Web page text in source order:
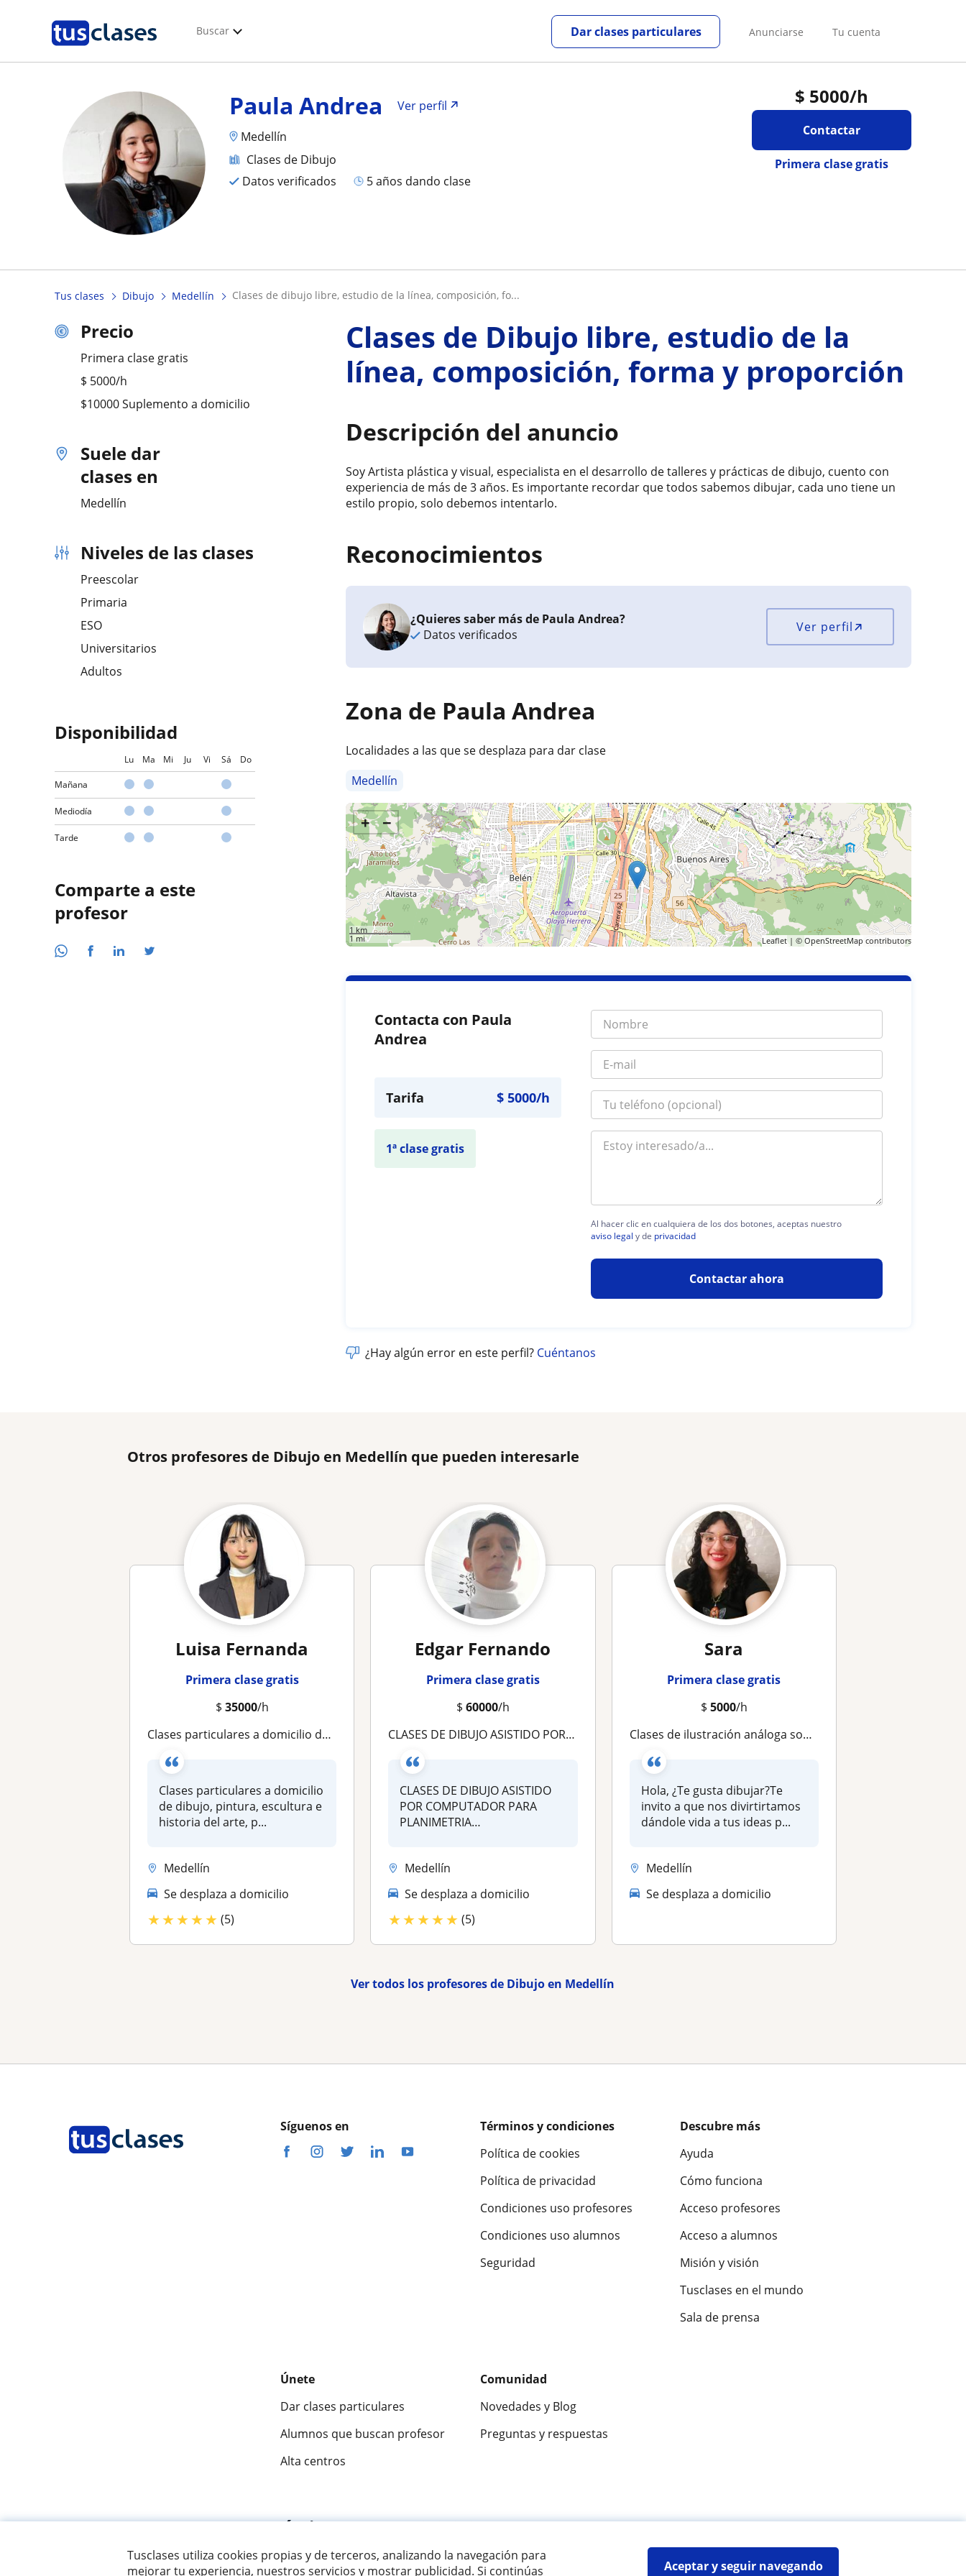
Tusclases utiliza cookies propias y de terceros, analizando la navegación para
mejorar tu experiencia, nuestros servicios y mostrar publicidad. Si continúas
Aceptar y seguir navegando
Buscar Anunciarse Tu cuenta
Dar clases particulares
$ 5000/h
Contactar
Primera clase gratis
Paula Andrea
Ver perfil
Medellín
Clases de Dibujo
Datos verificados
5 años dando clase
Tus clases Dibujo Medellín clases de dibujo libre, estudio de la línea, composición, fo...
Precio
Primera clase gratis
$ 5000/h
$10000 Suplemento a domicilio
Suele dar
clases en
Medellín
Niveles de las clases
Preescolar
Primaria
ESO
Universitarios
Adultos
Disponibilidad
Lu Ma Mi Ju Vi Sá Do
Mañana
Mediodía
Tarde
Comparte a este
profesor
Clases de Dibujo libre, estudio de la
línea, composición, forma y proporción
Descripción del anuncio
Soy Artista plástica y visual, especialista en el desarrollo de talleres y prácticas de dibujo, cuento con
experiencia de más de 3 años. Es importante recordar que todos sabemos dibujar, cada uno tiene un
estilo propio, solo debemos intentarlo.
Reconocimientos
¿Quieres saber más de Paula Andrea?
Datos verificados
Ver perfil
Zona de Paula Andrea
Localidades a las que se desplaza para dar clase
Medellín
+ −
1 km
1 mi
Leaflet| © OpenStreetMap contributors
Contacta con Paula
Andrea
Tarifa $5000/h
1ª clase gratis
Al hacer clic en cualquiera de los dos botones, aceptas nuestro
aviso legal y de privacidad
Contactar ahora
¿Hay algún error en este perfil? Cuéntanos
Otros profesores de Dibujo en Medellín que pueden interesarle
Luisa Fernanda
Primera clase gratis
$ 35000/h
Clases particulares a domicilio de dibujo, pintura, escultura e historia del arte, para niños y adultos
Clases particulares a domicilio
de dibujo, pintura, escultura e
historia del arte, p...
Medellín
Se desplaza a domicilio
★★★★★ (5)
Edgar Fernando
Primera clase gratis
$ 60000/h
CLASES DE DIBUJO ASISTIDO POR COMPUTADOR CAD - DELINEANTE DE ARQUITECTURA
CLASES DE DIBUJO ASISTIDO
POR COMPUTADOR PARA
PLANIMETRIA
Medellín
Se desplaza a domicilio
★★★★★ (5)
Sara
Primera clase gratis
$ 5000/h
Clases de ilustración análoga sobre papel y madera
Hola, ¿Te gusta dibujar?Te
invito a que nos divirtirtamos
dándole vida a tus ideas p...
Medellín
Se desplaza a domicilio
Ver todos los profesores de Dibujo en Medellín
Síguenos en
Términos y condiciones
Política de cookies
Política de privacidad
Condiciones uso profesores
Condiciones uso alumnos
Seguridad
Descubre más
Ayuda
Cómo funciona
Acceso profesores
Acceso a alumnos
Misión y visión
Tusclases en el mundo
Sala de prensa
Únete
Dar clases particulares
Alumnos que buscan profesor
Alta centros
Comunidad
Novedades y Blog
Preguntas y respuestas
Fantástica 9,5/10 ★★★★★